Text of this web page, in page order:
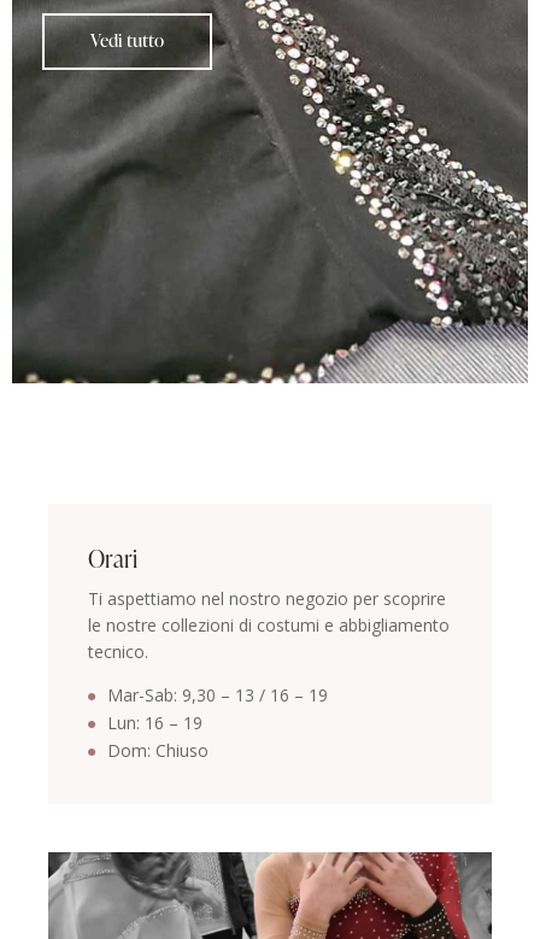
Vedi tutto
Orari
Ti aspettiamo nel nostro negozio per scoprire
le nostre collezioni di costumi e abbigliamento
tecnico.
Mar-Sab: 9,30 – 13 / 16 – 19
Lun: 16 – 19
Dom: Chiuso